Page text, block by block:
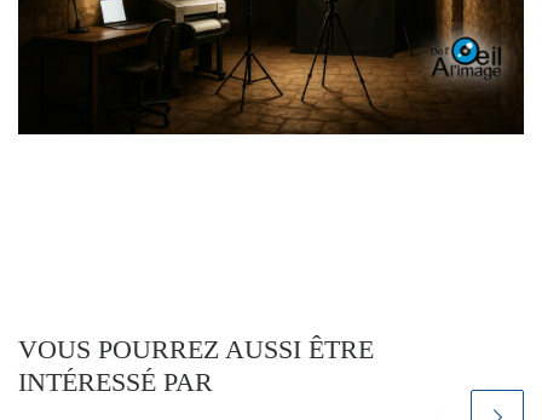
VOUS POURREZ AUSSI ÊTRE
INTÉRESSÉ PAR